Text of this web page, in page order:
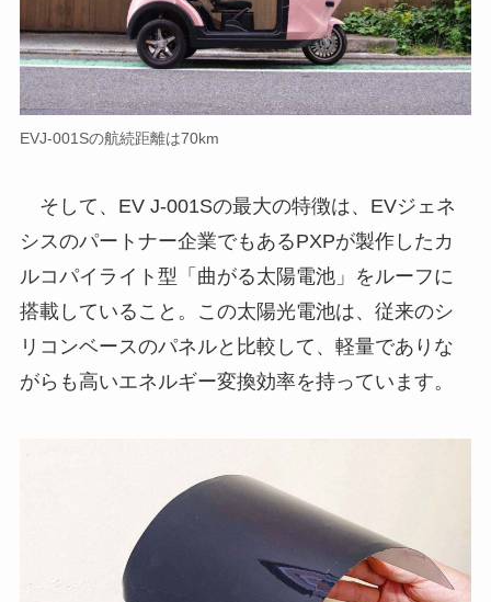
EVJ-001Sの航続距離は70km
そして、EV J-001Sの最大の特徴は、EVジェネ
シスのパートナー企業でもあるPXPが製作したカ
ルコパイライト型「曲がる太陽電池」をルーフに
搭載していること。この太陽光電池は、従来のシ
リコンベースのパネルと比較して、軽量でありな
がらも高いエネルギー変換効率を持っています。